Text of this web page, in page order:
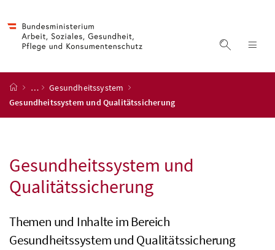
Suche
Startseite
…
Gesundheitssystem
Gesundheitssystem und Qualitätssicherung
Gesundheitssystem und
Qualitätssicherung
Themen und Inhalte im Bereich
Gesundheitssystem und Qualitätssicherung